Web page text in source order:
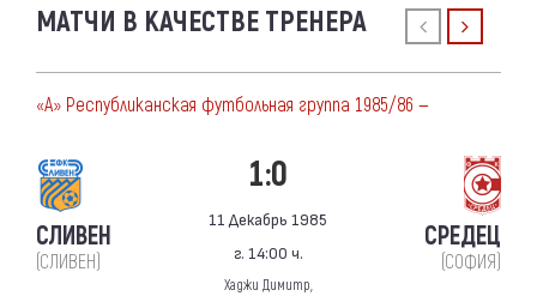
МАТЧИ В КАЧЕСТВЕ ТРЕНЕРА
«А» Республиканская футбольная группа 1985/86 —
СЛИВЕН
(СЛИВЕН)
1:0
11 Декабрь 1985
г. 14:00 ч.
Хаджи Димитр,
СРЕДЕЦ
(СОФИЯ)